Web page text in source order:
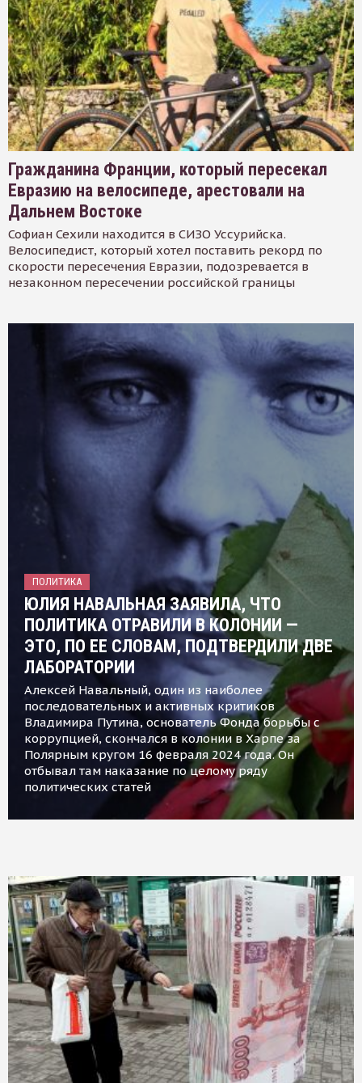
Гражданина Франции, который пересекал
Евразию на велосипеде, арестовали на
Дальнем Востоке
Софиан Сехили находится в СИЗО Уссурийска.
Велосипедист, который хотел поставить рекорд по
скорости пересечения Евразии, подозревается в
незаконном пересечении российской границы
ПОЛИТИКА
ЮЛИЯ НАВАЛЬНАЯ ЗАЯВИЛА, ЧТО
ПОЛИТИКА ОТРАВИЛИ В КОЛОНИИ —
ЭТО, ПО ЕЕ СЛОВАМ, ПОДТВЕРДИЛИ ДВЕ
ЛАБОРАТОРИИ
Алексей Навальный, один из наиболее
последовательных и активных критиков
Владимира Путина, основатель Фонда борьбы с
коррупцией, скончался в колонии в Харпе за
Полярным кругом 16 февраля 2024 года. Он
отбывал там наказание по целому ряду
политических статей